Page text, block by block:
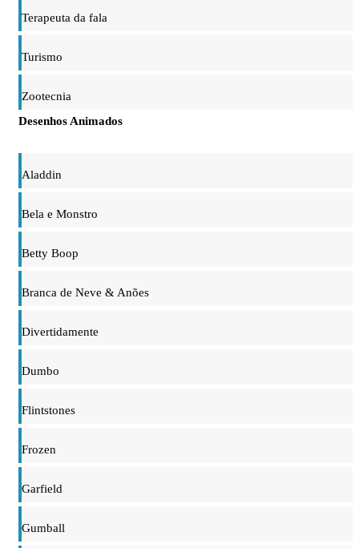
Terapeuta da fala
Turismo
Zootecnia
Desenhos Animados
Aladdin
Bela e Monstro
Betty Boop
Branca de Neve & Anões
Divertidamente
Dumbo
Flintstones
Frozen
Garfield
Gumball